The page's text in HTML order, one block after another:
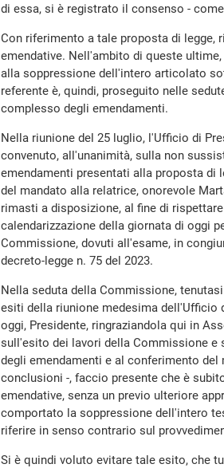
di essa, si è registrato il consenso -
Con riferimento a tale proposta di legge,
emendative. Nell'ambito di queste
alla soppressione dell'intero articolato
referente è, quindi, proseguito nelle
complesso degli emendamenti.
Nella riunione del 25 luglio, l'Ufficio di
convenuto, all'unanimità, sulla non
emendamenti presentati alla proposta di
del mandato alla relatrice, onorevole
rimasti a disposizione, al fine di
calendarizzazione della giornata di oggi
Commissione, dovuti all'esame, in
decreto-legge n. 75 del 2023.
Nella seduta della Commissione,
esiti della riunione medesima dell'Ufficio
oggi, Presidente, ringraziandola qui in
sull'esito dei lavori della Commissione e
degli emendamenti e al conferimento
conclusioni -, faccio presente che è
emendative, senza un previo ulteriore
comportato la soppressione dell'intero
riferire in senso contrario sul
Si è quindi voluto evitare tale esito, che